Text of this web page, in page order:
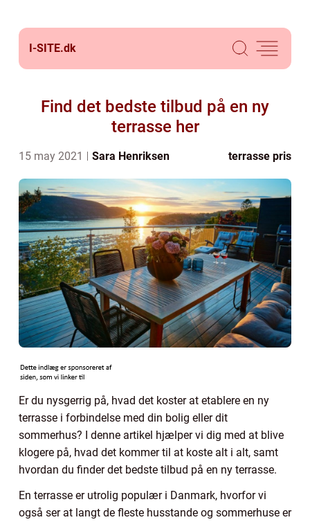
I-SITE.dk
Find det bedste tilbud på en ny
terrasse her
15 may 2021 Sara Henriksen terrasse pris
Er du nysgerrig på, hvad det koster at etablere en ny
terrasse i forbindelse med din bolig eller dit
sommerhus? I denne artikel hjælper vi dig med at blive
klogere på, hvad det kommer til at koste alt i alt, samt
hvordan du finder det bedste tilbud på en ny terrasse.
En terrasse er utrolig populær i Danmark, hvorfor vi
også ser at langt de fleste husstande og sommerhuse er